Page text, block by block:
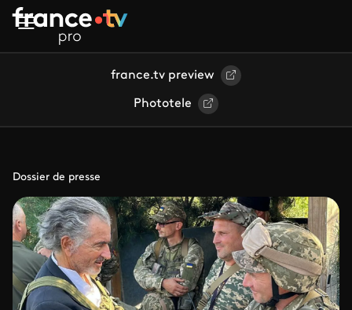
Aller au contenu principal
france.tv preview
Phototele
Dossier de presse